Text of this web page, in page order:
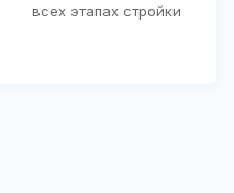
всех этапах стройки